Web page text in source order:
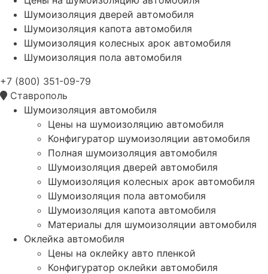
Шумоизоляция дверей автомобиля
Шумоизоляция капота автомобиля
Шумоизоляция колесных арок автомобиля
Шумоизоляция пола автомобиля
+7 (800) 351-09-79
Ставрополь
Шумоизоляция автомобиля
Цены на шумоизоляцию автомобиля
Конфигуратор шумоизоляции автомобиля
Полная шумоизоляция автомобиля
Шумоизоляция дверей автомобиля
Шумоизоляция колесных арок автомобиля
Шумоизоляция пола автомобиля
Шумоизоляция капота автомобиля
Материалы для шумоизоляции автомобиля
Оклейка автомобиля
Цены на оклейку авто пленкой
Конфигуратор оклейки автомобиля